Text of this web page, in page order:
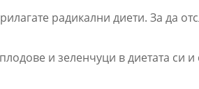
радикални диети. За да
и зеленчуци в диетата си